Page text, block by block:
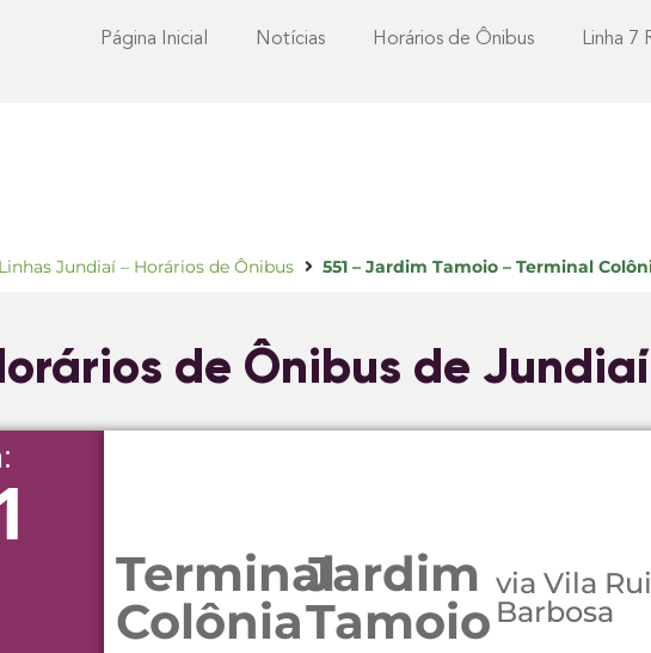
Página Inicial Notícias Horários de Ônibus Linha 7
Linhas Jundiaí – Horários de Ônibus 551 – Jardim Tamoio – Terminal
de Ônibus de Jundiaí
Terminal
Colônia
Jardim
Tamoio
via Vila Rui
Barbosa